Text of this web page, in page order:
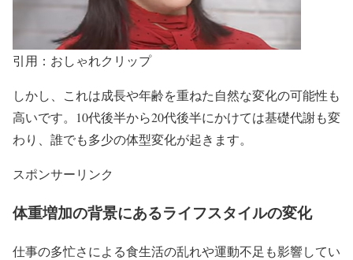
引用：おしゃれクリップ
しかし、 これは成長や年齢を重ねた自然な変化の可能性も
高いです。10代後半から20代後半にかけては基礎代謝も変
わり、誰でも多少の体型変化が起きます。
スポンサーリンク
体重増加の背景にあるライフスタイルの変化
仕事の多忙さによる食生活の乱れや運動不足も影響してい